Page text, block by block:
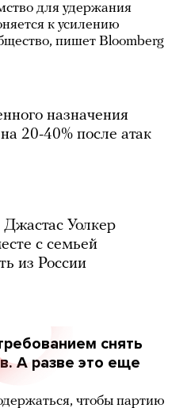
для удержания
к усилению
пишет Bloomberg
назначения
20-40% после атак
Уолкер
с семьей
из России
снять
А разве это еще
чтобы партию